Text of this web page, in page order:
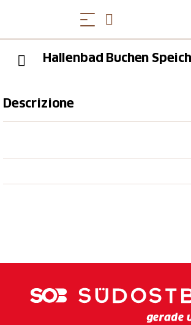
Hallenbad Buchen
Descrizione
die Kleinsten. In einer modernen